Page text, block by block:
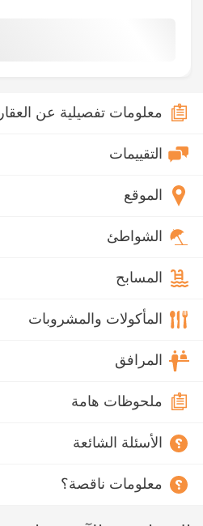
معلومات تفصيلية عن العقار
التقييمات
الموقع
الشواطئ
المسابح
المأكولات والمشروبات
المرافق
ملحوظات هامة
الأسئلة الشائعة
معلومات ناقصة؟